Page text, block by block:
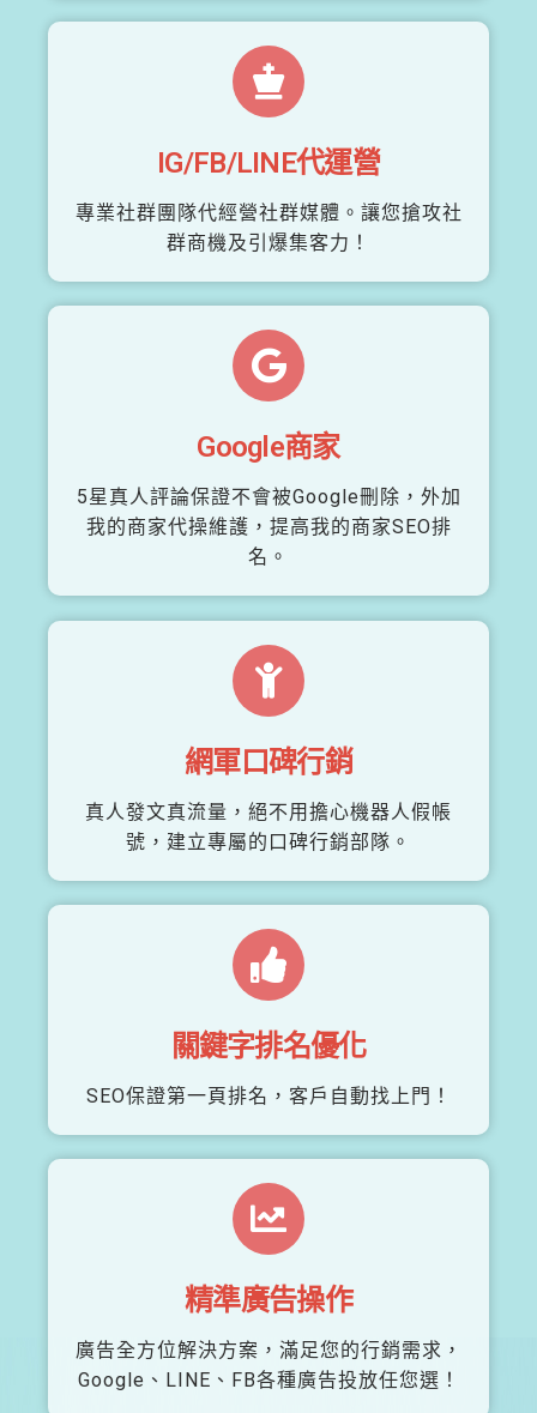
IG/FB/LINE代運營
專業社群團隊代經營社群媒體。讓您搶攻社
群商機及引爆集客力！
Google商家
5星真人評論保證不會被Google刪除，外加
我的商家代操維護，提高我的商家SEO排
名。
網軍口碑行銷
真人發文真流量，絕不用擔心機器人假帳
號，建立專屬的口碑行銷部隊。
關鍵字排名優化
SEO保證第一頁排名，客戶自動找上門！
精準廣告操作
廣告全方位解決方案，滿足您的行銷需求，
Google、LINE、FB各種廣告投放任您選！